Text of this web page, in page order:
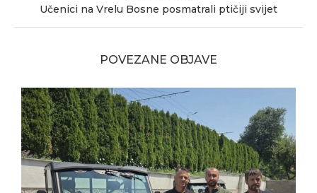
Učenici na Vrelu Bosne posmatrali ptičiji svijet
POVEZANE OBJAVE